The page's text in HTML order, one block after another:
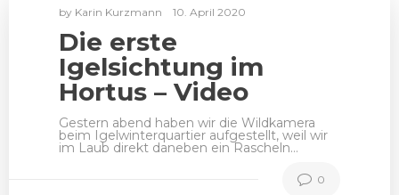
by Karin Kurzmann 10. April 2020
Die erste
Igelsichtung im
Hortus – Video
Gestern abend haben wir die Wildkamera
beim Igelwinterquartier aufgestellt, weil wir
im Laub direkt daneben ein Rascheln…
0